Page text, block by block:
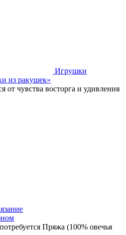
Игрушки
из ракушек»
от чувства восторга и удивления
Пряжа (100% овечья